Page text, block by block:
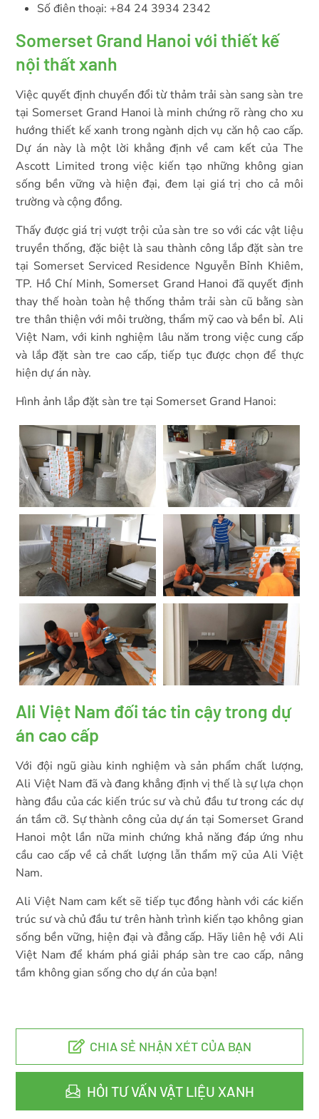
Số điên thoại: +84 24 3934 2342
Somerset Grand Hanoi với thiết kế
nội thất xanh
Việc quyết định chuyển đổi từ thảm trải sàn sang sàn tre
tại Somerset Grand Hanoi là minh chứng rõ ràng cho xu
hướng thiết kế xanh trong ngành dịch vụ căn hộ cao cấp.
Dự án này là một lời khẳng định về cam kết của The
Ascott Limited trong việc kiến tạo những không gian
sống bền vững và hiện đại, đem lại giá trị cho cả môi
trường và cộng đồng.
Thấy được giá trị vượt trội của sàn tre so với các vật liệu
truyền thống, đặc biệt là sau thành công lắp đặt sàn tre
tại Somerset Serviced Residence Nguyễn Bỉnh Khiêm,
TP. Hồ Chí Minh, Somerset Grand Hanoi đã quyết định
thay thế hoàn toàn hệ thống thảm trải sàn cũ bằng sàn
tre thân thiện với môi trường, thẩm mỹ cao và bền bỉ. Ali
Việt Nam, với kinh nghiệm lâu năm trong việc cung cấp
và lắp đặt sàn tre cao cấp, tiếp tục được chọn để thực
hiện dự án này.
Hình ảnh lắp đặt sàn tre tại Somerset Grand Hanoi:
Ali Việt Nam đối tác tin cậy trong dự
án cao cấp
Với đội ngũ giàu kinh nghiệm và sản phẩm chất lượng,
Ali Việt Nam đã và đang khẳng định vị thế là sự lựa chọn
hàng đầu của các kiến trúc sư và chủ đầu tư trong các dự
án tầm cỡ. Sự thành công của dự án tại Somerset Grand
Hanoi một lần nữa minh chứng khả năng đáp ứng nhu
cầu cao cấp về cả chất lượng lẫn thẩm mỹ của Ali Việt
Nam.
Ali Việt Nam cam kết sẽ tiếp tục đồng hành với các kiến
trúc sư và chủ đầu tư trên hành trình kiến tạo không gian
sống bền vững, hiện đại và đẳng cấp. Hãy liên hệ với Ali
Việt Nam để khám phá giải pháp sàn tre cao cấp, nâng
tầm không gian sống cho dự án của bạn!
CHIA SẺ NHẬN XÉT CỦA BẠN
HỎI TƯ VẤN VẬT LIỆU XANH